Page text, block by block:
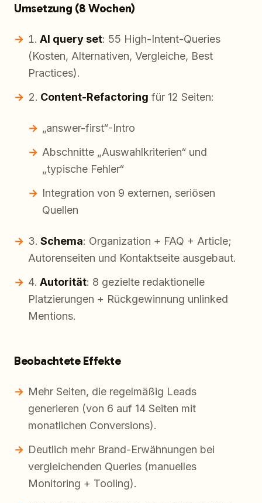
Umsetzung (8 Wochen)
AI query set: 55 High-Intent-Queries
(Kosten, Alternativen, Vergleiche, Best
Practices).
Content-Refactoring für 12 Seiten:
„answer-first“-Intro
Abschnitte „Auswahlkriterien“ und
„typische Fehler“
Integration von 9 externen, seriösen
Quellen
Schema: Organization + FAQ + Article;
Autorenseiten und Kontaktseite ausgebaut.
Autorität: 8 gezielte redaktionelle
Platzierungen + Rückgewinnung unlinked
Mentions.
Beobachtete Effekte
Mehr Seiten, die regelmäßig Leads
generieren (von 6 auf 14 Seiten mit
monatlichen Conversions).
Deutlich mehr Brand-Erwähnungen bei
vergleichenden Queries (manuelles
Monitoring + Tooling).